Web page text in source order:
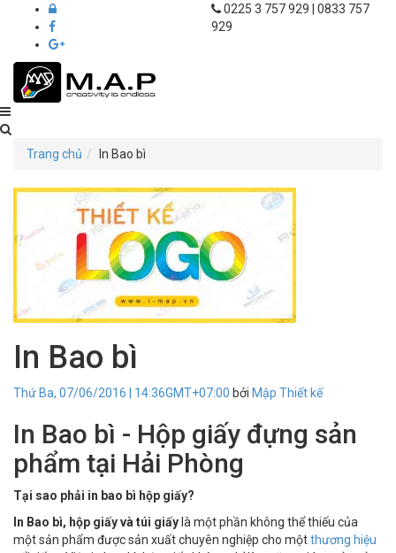
0225 3 757 929 | 0833 757
929
kế
in
ấn
M.A.P
Hải
Phòng
Trang chủ In Bao bì
In Bao bì
Thứ Ba, 07/06/2016 | 14:36GMT+07:00 bởi Mập Thiết kế
In Bao bì - Hộp giấy đựng sản
phẩm tại Hải Phòng
Tại sao phải in bao bì hộp giấy?
In Bao bì, hộp giấy và túi giấy là một phần không thể thiếu của
một sản phẩm được sản xuất chuyên nghiệp cho mộtthương hiệu